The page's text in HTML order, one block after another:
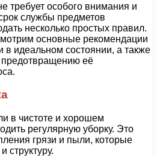
требует особого внимания и
службы предметов
несколько простых правил.
основные рекомендации
идеальном состоянии, а также
предотвращению её
в чистоте и хорошем
регулярную уборку. Это
грязи и пыли, которые
структуру.